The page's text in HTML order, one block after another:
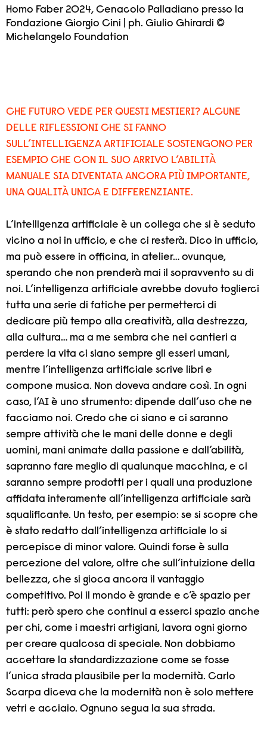
Homo Faber 2024, Cenacolo Palladiano presso la
Fondazione Giorgio Cini | ph. Giulio Ghirardi ©
Michelangelo Foundation
CHE FUTURO VEDE PER QUESTI MESTIERI? ALCUNE
DELLE RIFLESSIONI CHE SI FANNO
SULL’INTELLIGENZA ARTIFICIALE SOSTENGONO PER
ESEMPIO CHE CON IL SUO ARRIVO L’ABILITÀ
MANUALE SIA DIVENTATA ANCORA PIÙ IMPORTANTE,
UNA QUALITÀ UNICA E DIFFERENZIANTE.
L’intelligenza artificiale è un collega che si è seduto
vicino a noi in ufficio, e che ci resterà. Dico in ufficio,
ma può essere in officina, in atelier… ovunque,
sperando che non prenderà mai il sopravvento su di
noi. L’intelligenza artificiale avrebbe dovuto toglierci
tutta una serie di fatiche per permetterci di
dedicare più tempo alla creatività, alla destrezza,
alla cultura… ma a me sembra che nei cantieri a
perdere la vita ci siano sempre gli esseri umani,
mentre l’intelligenza artificiale scrive libri e
compone musica. Non doveva andare così. In ogni
caso, l’AI è uno strumento: dipende dall’uso che ne
facciamo noi. Credo che ci siano e ci saranno
sempre attività che le mani delle donne e degli
uomini, mani animate dalla passione e dall’abilità,
sapranno fare meglio di qualunque macchina, e ci
saranno sempre prodotti per i quali una produzione
affidata interamente all’intelligenza artificiale sarà
squalificante. Un testo, per esempio: se si scopre che
è stato redatto dall’intelligenza artificiale lo si
percepisce di minor valore. Quindi forse è sulla
percezione del valore, oltre che sull’intuizione della
bellezza, che si gioca ancora il vantaggio
competitivo. Poi il mondo è grande e c’è spazio per
tutti: però spero che continui a esserci spazio anche
per chi, come i maestri artigiani, lavora ogni giorno
per creare qualcosa di speciale. Non dobbiamo
accettare la standardizzazione come se fosse
l’unica strada plausibile per la modernità. Carlo
Scarpa diceva che la modernità non è solo mettere
vetri e acciaio. Ognuno segua la sua strada.